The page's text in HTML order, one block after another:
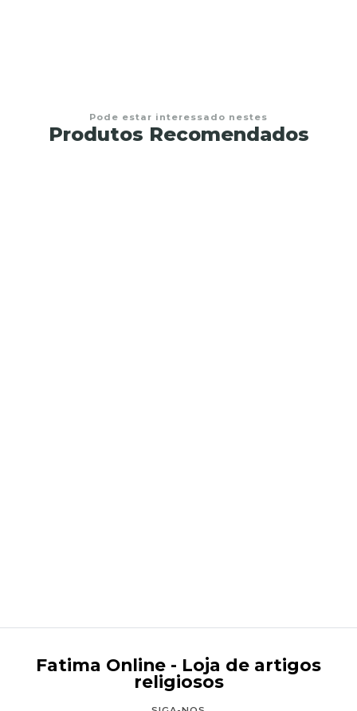
Pode estar interessado nestes
Produtos Recomendados
Fatima Online - Loja de artigos
religiosos